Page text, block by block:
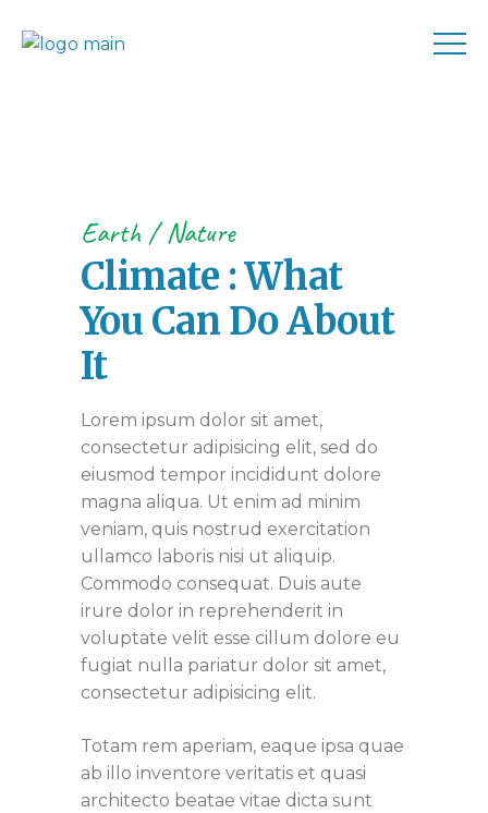
Earth Nature
Climate : What
You Can Do About
It
Lorem ipsum dolor sit amet,
consectetur adipisicing elit, sed do
eiusmod tempor incididunt dolore
magna aliqua. Ut enim ad minim
veniam, quis nostrud exercitation
ullamco laboris nisi ut aliquip.
Commodo consequat. Duis aute
irure dolor in reprehenderit in
voluptate velit esse cillum dolore eu
fugiat nulla pariatur dolor sit amet,
consectetur adipisicing elit.
Totam rem aperiam, eaque ipsa quae
ab illo inventore veritatis et quasi
architecto beatae vitae dicta sunt